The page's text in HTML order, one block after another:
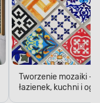
Tworzenie mozaiki -
łazienek, kuchni i